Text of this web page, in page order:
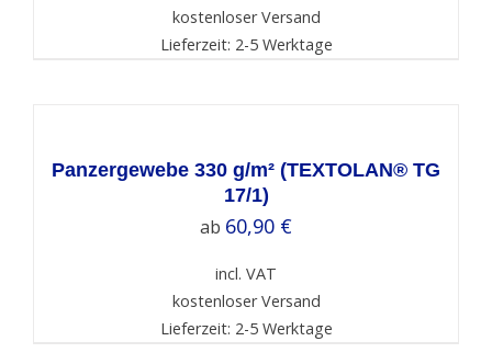
kostenloser Versand
Lieferzeit: 2-5 Werktage
DETAILS
Panzergewebe 330 g/m² (TEXTOLAN® TG
17/1)
ab 60,90 €
incl. VAT
kostenloser Versand
Lieferzeit: 2-5 Werktage